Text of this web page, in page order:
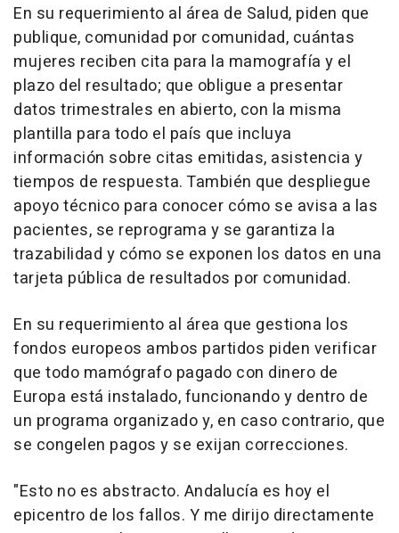
En su requerimiento al área de Salud, piden que
publique, comunidad por comunidad, cuántas
mujeres reciben cita para la mamografía y el
plazo del resultado; que obligue a presentar
datos trimestrales en abierto, con la misma
plantilla para todo el país que incluya
información sobre citas emitidas, asistencia y
tiempos de respuesta. También que despliegue
apoyo técnico para conocer cómo se avisa a las
pacientes, se reprograma y se garantiza la
trazabilidad y cómo se exponen los datos en una
tarjeta pública de resultados por comunidad.
En su requerimiento al área que gestiona los
fondos europeos ambos partidos piden verificar
que todo mamógrafo pagado con dinero de
Europa está instalado, funcionando y dentro de
un programa organizado y, en caso contrario, que
se congelen pagos y se exijan correcciones.
"Esto no es abstracto. Andalucía es hoy el
epicentro de los fallos. Y me dirijo directamente